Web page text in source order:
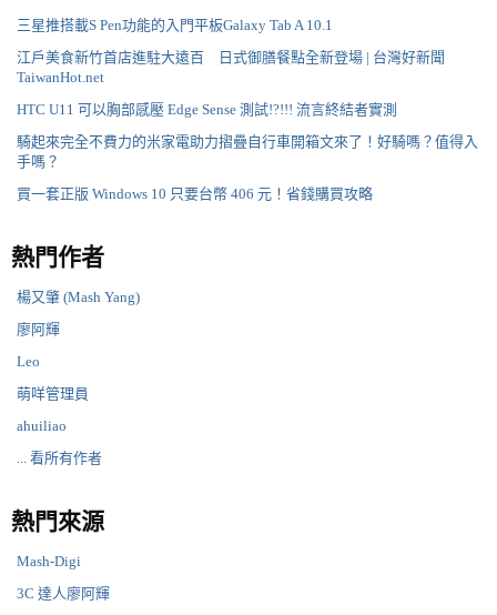
三星推搭載S Pen功能的入門平板Galaxy Tab A 10.1
江戶美食新竹首店進駐大遠百 日式御膳餐點全新登場 | 台灣好新聞
TaiwanHot.net
HTC U11 可以胸部感壓 Edge Sense 測試!?!!! 流言終結者實測
騎起來完全不費力的米家電助力摺疊自行車開箱文來了！好騎嗎？值得入
手嗎？
買一套正版 Windows 10 只要台幣 406 元！省錢購買攻略
熱門作者
楊又肇 (Mash Yang)
廖阿輝
Leo
萌咩管理員
ahuiliao
... 看所有作者
熱門來源
Mash-Digi
3C 達人廖阿輝